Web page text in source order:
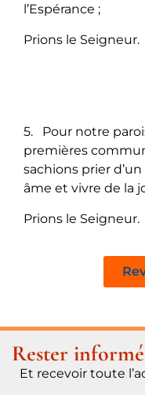
l’Espérance ;
Prions le Seigneur.
5. Pour notre
premières
sachions prier
âme et vivre de la
Prions le Seigneur.
Rester informé
Et recevoir toute